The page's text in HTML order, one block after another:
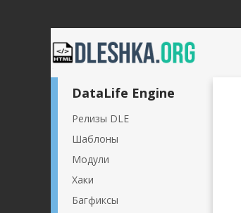
DataLife Engine
Релизы DLE
Шаблоны
Модули
Хаки
Багфиксы